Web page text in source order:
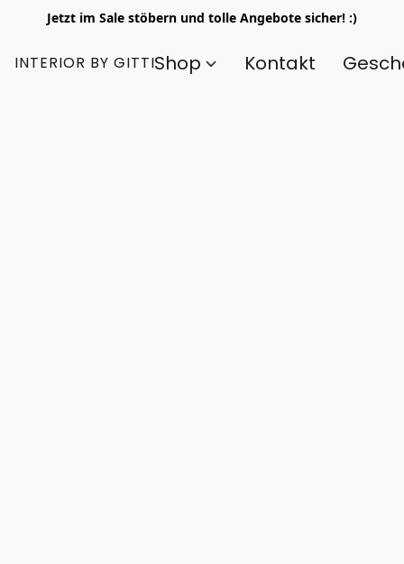
Jetzt im Sale stöbern und tolle Angebote sicher! :)
INTERIOR BY GITTIShop Kontakt